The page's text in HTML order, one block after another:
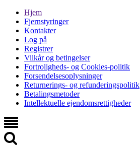
Hjem
Fjernstyringer
Kontakter
Log på
Registrer
Vilkår og betingelser
Fortroligheds- og Cookies-politik
Forsendelsesoplysninger
Returnerings- og refunderingspolitik
Betalingsmetoder
Intellektuelle ejendomsrettigheder